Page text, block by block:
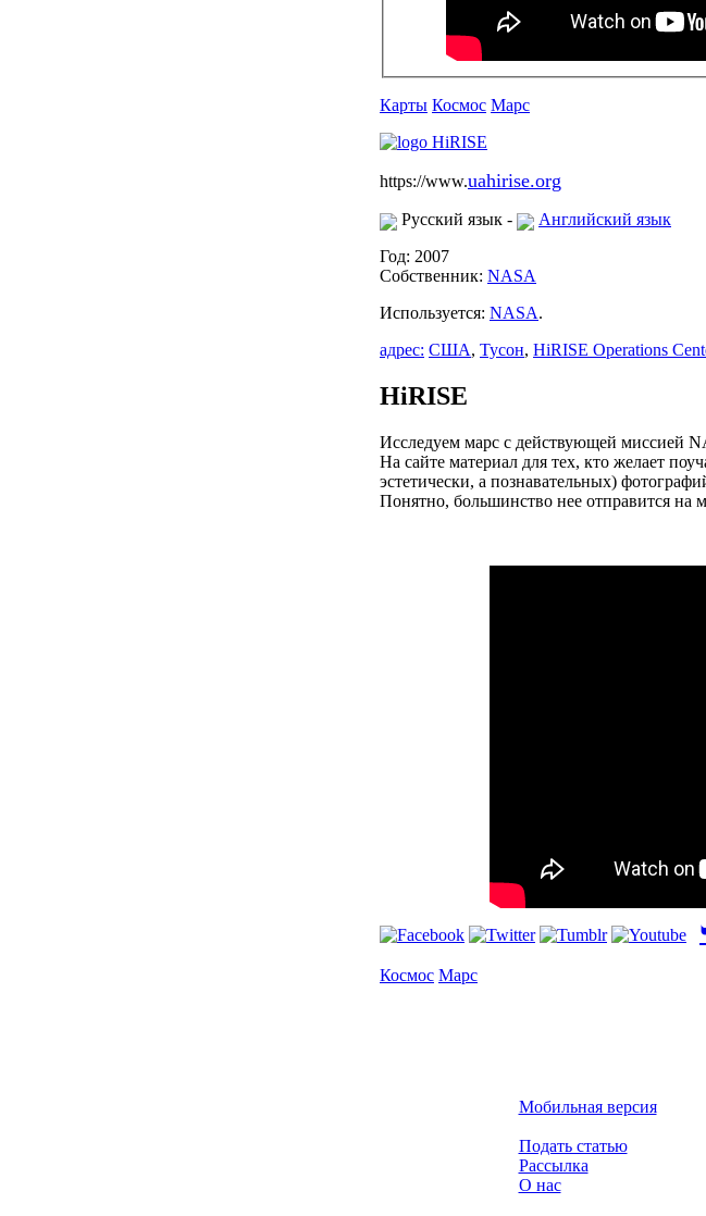
Карты Космос Марс
https://www.uahirise.org
Русский язык -
Английский язык
Год: 2007
Собственник: NASA
Используется: NASA.
адрес: США, Тусон, HiRISE Operations
HiRISE
Исследуем марс с действующей миссией
На сайте материал для тех, кто желает
эстетически, а познавательных)
Понятно, большинство нее отправится на
Космос Марс
Мобильная версия
Подать статью
Рассылка
О нас